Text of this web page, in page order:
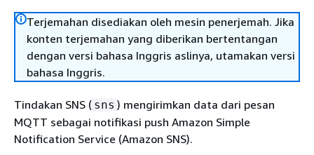
Terjemahan disediakan oleh mesin penerjemah. Jika
konten terjemahan yang diberikan bertentangan
dengan versi bahasa Inggris aslinya, utamakan versi
bahasa Inggris.
Tindakan SNS ( sns ) mengirimkan data dari pesan
MQTT sebagai notifikasi push Amazon Simple
Notification Service (Amazon SNS).